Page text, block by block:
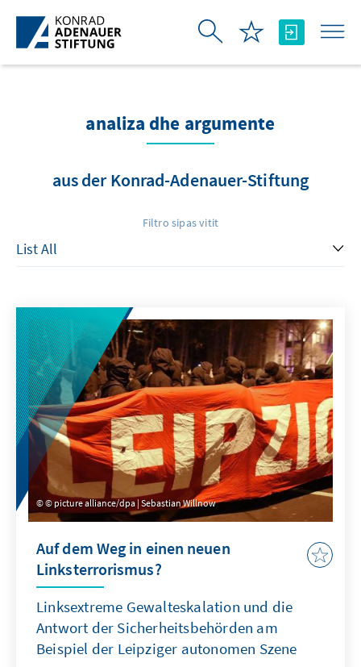
Skip to Main Content
analiza dhe argumente
aus der Konrad-Adenauer-Stiftung
Filtro sipas vitit
© picture alliance/dpa | Sebastian Willnow
Auf dem Weg in einen neuen
Linksterrorismus?
Linksextreme Gewalteskalation und die
Antwort der Sicherheitsbehörden am
Beispiel der Leipziger autonomen Szene